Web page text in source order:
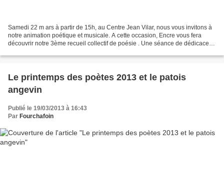
Samedi 22 m ars à partir de 15h, au Centre Jean Vilar, nous vous invitons à
notre animation poétique et musicale. A cette occasion, Encre vous fera
découvrir notre 3ème recueil collectif de poésie . Une séance de dédicace
Le printemps des poètes 2013 et le patois
angevin
Publié le 19/03/2013 à 16:43
Par Fourchafoin